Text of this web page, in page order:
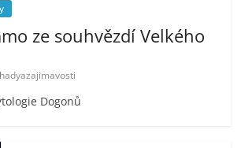
ze souhvězdí Velkého
Dogonů